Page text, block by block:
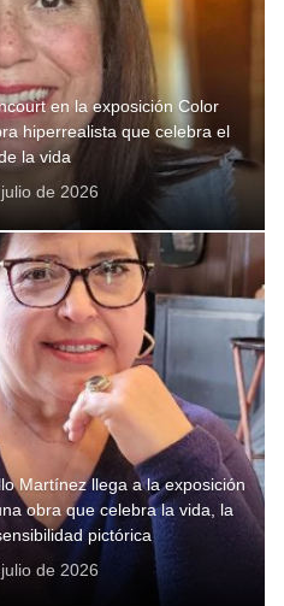
en la exposición Color
hiperrealista que celebra el
la vida
de 2026
Martínez llega a la exposición
obra que celebra la vida, la
pictórica
de 2026